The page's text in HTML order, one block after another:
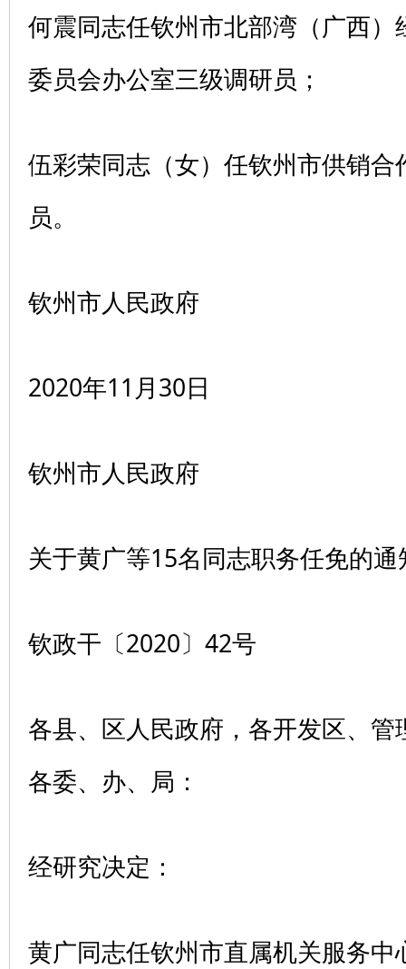
何震同志任钦州市北部湾（广西）
委员会办公室三级调研员；
伍彩荣同志（女）任钦州市供销合
员。
钦州市人民政府
2020年11月30日
钦州市人民政府
关于黄广等15名同志职务任免的通
钦政干〔2020〕42号
各县、区人民政府，各开发区、管
各委、办、局：
经研究决定：
黄广同志任钦州市直属机关服务中